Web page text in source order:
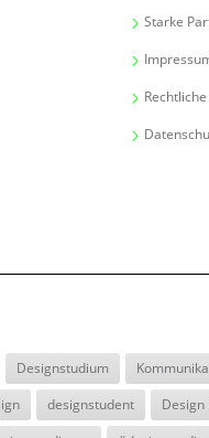
Starke
Designstudium
designstudent